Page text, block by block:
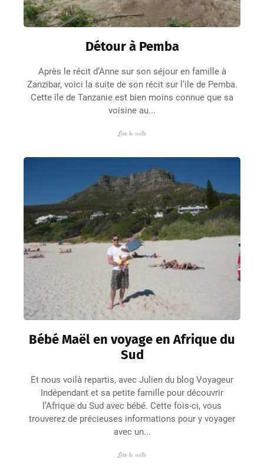
Détour à Pemba
Après le récit d’Anne sur son séjour en famille à
Zanzibar, voici la suite de son récit sur l’ile de Pemba.
Cette île de Tanzanie est bien moins connue que sa
voisine au...
Lire la suite
Bébé Maël en voyage en Afrique du
Sud
Et nous voilà repartis, avec Julien du blog Voyageur
Indépendant et sa petite famille pour découvrir
l’Afrique du Sud avec bébé. Cette fois-ci, vous
trouverez de précieuses informations pour y voyager
avec un...
Lire la suite